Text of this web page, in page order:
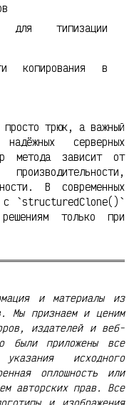
для типизации
копирования в
трюк, а важный
серверных
метода зависит от
В современных
с `structuredClone()`
только при
и материалы из
Мы признаем и ценим
издателей и веб-
были приложены все
исходного
оплошность или
авторских прав. Все
и изображения